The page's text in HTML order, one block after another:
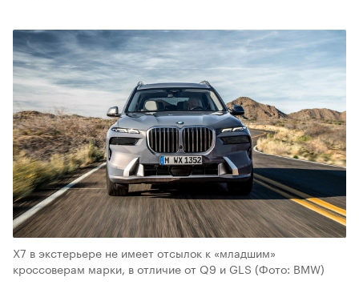
X7 в экстерьере не имеет отсылок к «младшим»
кроссоверам марки, в отличие от Q9 и GLS (Фото: BMW)